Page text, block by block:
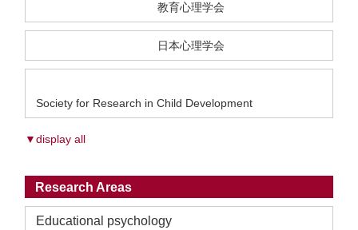
教育心理学会
日本心理学会
Society for Research in Child Development
▼display all
Research Areas
Educational psychology